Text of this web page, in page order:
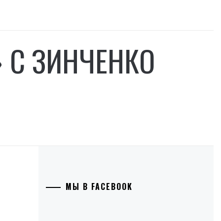
С ЗИНЧЕНКО
МЫ В FACEBOOK